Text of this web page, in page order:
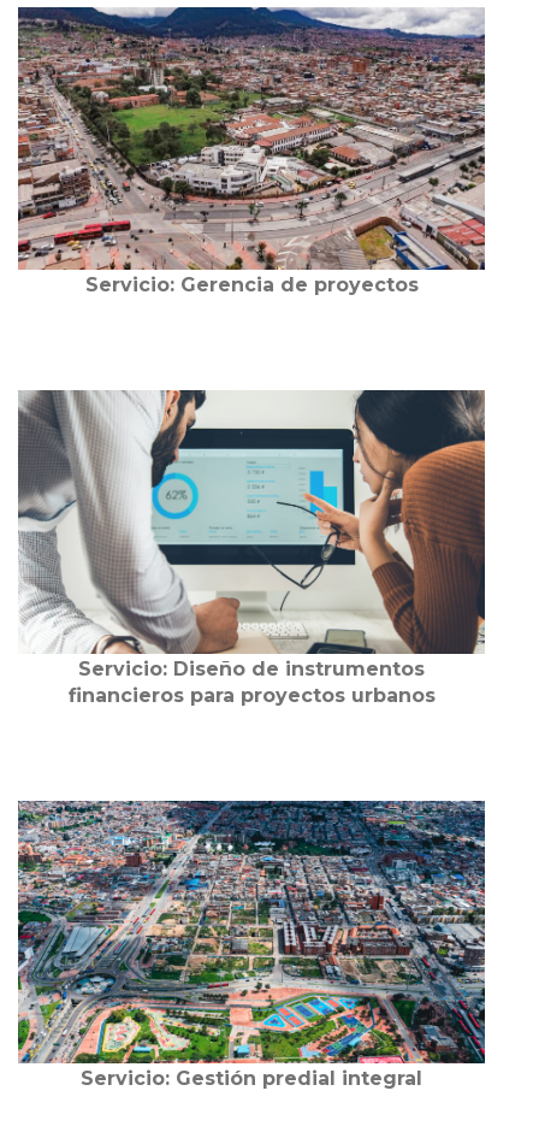
Servicio: Gerencia de proyectos
Servicio: Diseño de instrumentos
financieros para proyectos urbanos
Servicio: Gestión predial integral